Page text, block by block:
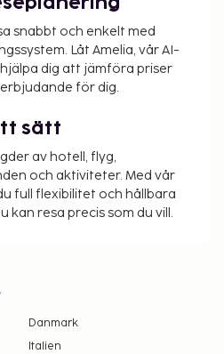
snabbt och enkelt med
Låt Amelia, vår AI-
dig att jämföra priser
för dig.
sätt
av hotell, flyg,
och aktiviteter. Med vår
full flexibilitet och hållbara
kan resa precis som du vill.
Danmark
Italien